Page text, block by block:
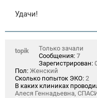
Удачи!
topik
Только зачали
Сообщения: 7
Зарегистрирован:
Пол: Женский
Сколько попыток ЭКО: 2
В каких клиниках
Алеся Геннадьевна,